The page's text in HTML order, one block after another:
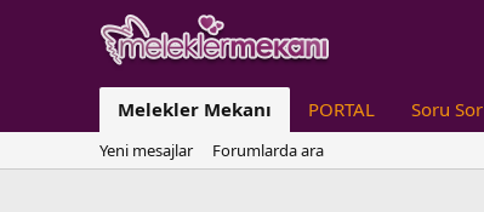
Melekler Mekanı PORTAL Soru Sor
Yeni mesajlar Forumlarda ara